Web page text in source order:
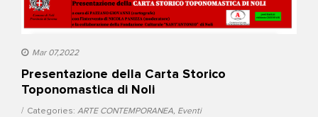
Mar 07,2022
Presentazione della Carta Storico
Toponomastica di Noli
Categories: ARTE CONTEMPORANEA, Eventi